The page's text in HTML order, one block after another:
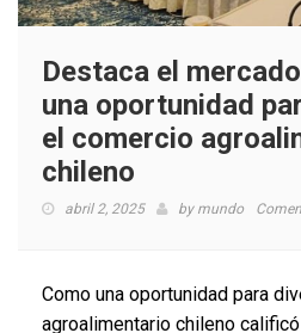
Destaca el
una oportunidad
el comercio
chileno
abril 2, 2025 by mundo
Como una oportunidad para
agroalimentario chileno